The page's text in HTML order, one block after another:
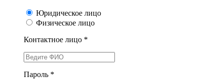
Юридическое лицо
Физическое лицо
Контактное лицо *
Пароль *